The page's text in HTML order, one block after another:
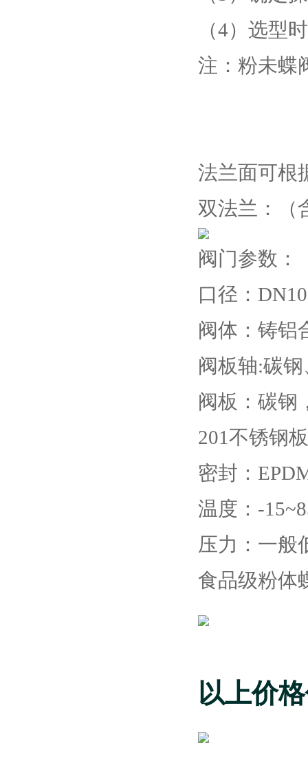
（4）选型
注：粉未蝶
法兰面可根
双法兰：（
阀门参数：
口径：
阀体：铸铝
阀板轴:碳
阀板：碳钢
201不锈钢
密封：
温度：-
压力：一般
食品级粉体
以上价